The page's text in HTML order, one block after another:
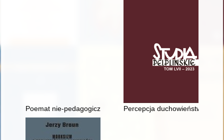
Poemat nie-pedagogiczny Percepcja duchowieństwa